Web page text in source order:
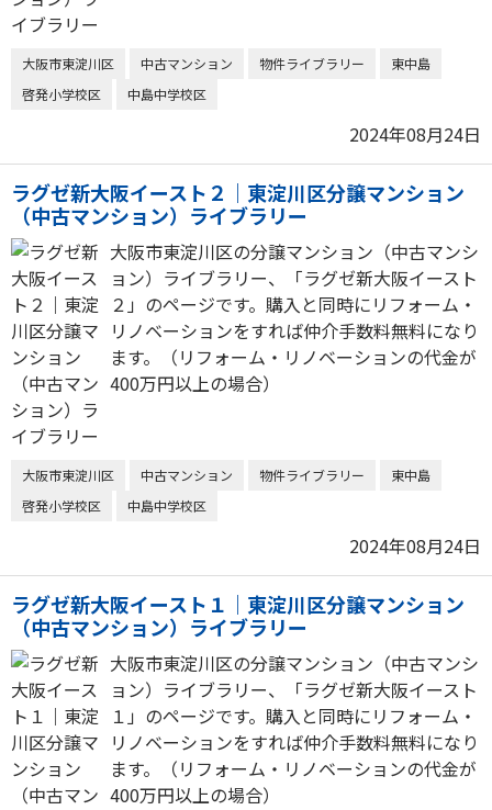
大阪市東淀川区 中古マンション 物件ライブラリー
東中島
啓発小学校区
中島中学校区
2024年08月24日
ラグゼ新大阪イースト２｜東淀川区分譲マンション
（中古マンション）ライブラリー
大阪市東淀川区の分譲マンション（中古マンシ
ョン）ライブラリー、「ラグゼ新大阪イースト
２」のページです。購入と同時にリフォーム・
リノベーションをすれば仲介手数料無料になり
ます。（リフォーム・リノベーションの代金が
400万円以上の場合）
大阪市東淀川区 中古マンション 物件ライブラリー
東中島
啓発小学校区
中島中学校区
2024年08月24日
ラグゼ新大阪イースト１｜東淀川区分譲マンション
（中古マンション）ライブラリー
大阪市東淀川区の分譲マンション（中古マンシ
ョン）ライブラリー、「ラグゼ新大阪イースト
１」のページです。購入と同時にリフォーム・
リノベーションをすれば仲介手数料無料になり
ます。（リフォーム・リノベーションの代金が
400万円以上の場合）